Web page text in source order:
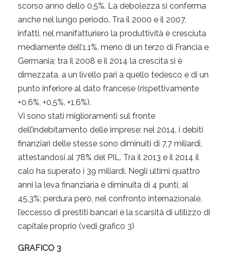
scorso anno dello 0,5%. La debolezza si conferma
anche nel lungo periodo. Tra il 2000 e il 2007,
infatti, nel manifatturiero la produttività è cresciuta
mediamente dell’1,1%, meno di un terzo di Francia e
Germania; tra il 2008 e il 2014 la crescita si è
dimezzata, a un livello pari a quello tedesco e di un
punto inferiore al dato francese (rispettivamente
+0,6%, +0,5%, +1,6%).
Vi sono stati miglioramenti sul fronte
dell’indebitamento delle imprese: nel 2014, i debiti
finanziari delle stesse sono diminuiti di 7,7 miliardi,
attestandosi al 78% del PIL. Tra il 2013 e il 2014 il
calo ha superato i 39 miliardi. Negli ultimi quattro
anni la leva finanziaria è diminuita di 4 punti, al
45,3%; perdura però, nel confronto internazionale,
l’eccesso di prestiti bancari e la scarsità di utilizzo di
capitale proprio (vedi grafico 3)
GRAFICO 3